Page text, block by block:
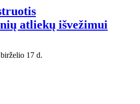
atliekų išvežimui
17 d.